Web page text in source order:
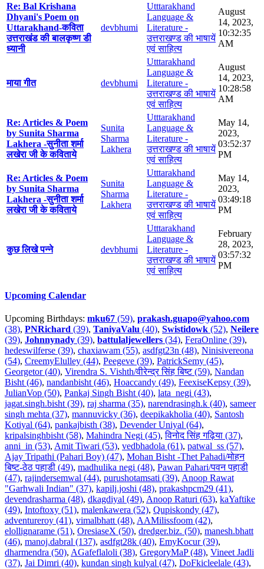
Re: Bal Krishana
Dhyani's Poem on
Uttarakhand-कविता
उत्तराखंड की बालकृष्ण डी
ध्यानी
devbhumi
Utttarakhand
Language &
Literature -
उत्तराखण्ड की भाषायें
एवं साहित्य
August
14, 2023,
10:32:35
AM
माया गीत devbhumi
Utttarakhand
Language &
Literature -
उत्तराखण्ड की भाषायें
एवं साहित्य
August
14, 2023,
10:28:58
AM
Re: Articles & Poem
by Sunita Sharma
Lakhera -सुनीता शर्मा
लखेरा जी के कविताये
Sunita
Sharma
Lakhera
Utttarakhand
Language &
Literature -
उत्तराखण्ड की भाषायें
एवं साहित्य
May 14,
2023,
03:52:37
PM
Re: Articles & Poem
by Sunita Sharma
Lakhera -सुनीता शर्मा
लखेरा जी के कविताये
Sunita
Sharma
Lakhera
Utttarakhand
Language &
Literature -
उत्तराखण्ड की भाषायें
एवं साहित्य
May 14,
2023,
03:49:18
PM
कुछ लिखे पन्ने devbhumi
Utttarakhand
Language &
Literature -
उत्तराखण्ड की भाषायें
एवं साहित्य
February
28, 2023,
03:57:32
PM
Upcoming Calendar
Upcoming Birthdays: mku67 (59), prakash.guapo@yahoo.com
(38), PNRichard (39), TaniyaValu (40), Swistidowk (52), Neilere
(39), Johnnynady (39), battulaljewellers (34), FeraOnline (39),
hedeswilferse (39), chaxiawam (55), asdfgt23n (48), Ninisivereona
(54), CreemyElulley (44), Peegeve (39), PatrickSemy (45),
Georgetor (40), Virendra S. Vishth/वीरेन्द्र सिंह बिष्ट (59), Nandan
Bisht (46), nandanbisht (46), Hoaccandy (49), FeexiseKepsy (39),
JulianVop (50), Pankaj Singh Bisht (40), lata_negi (43),
jagat.singh.bisht (39), raj sharma (35), narendrasingh.k (40), sameer
singh mehta (37), mannuvicky (36), deepikakholia (40), Santosh
Kotiyal (64), pankajbisth (38), Devender Uniyal (64),
kripalsinghbisht (58), Mahindra Negi (45),विनोद सिंह गढ़िया (37),
anni_in (53), Amit Tiwari (53), vedbhadola (61), patwal_ss (57),
Ajay Tripathi (Pahari Boy) (47), Mohan Bisht -Thet Pahadi/मोहन
बिष्ट-ठेठ पहाडी (49), madhulika negi (48), Pawan Pahari/पवन पहाडी
(47), rajindersemwal (44), purushotamsati (39), Anoop Rawat
"Garhwali Indian" (37), kapilj.joshi (48), prakashpcm29 (41),
devendrasharma (48), dkagdiyal (49), Anoop Raturi (63), kaYaftike
(49), Intoftoxy (51), malenkawera (52), Qupiskondy (47),
adventureroy (41), vimalbhatt (48), AAMilissfoom (42),
elollignarame (51), OresiaseX (50), dredger.biz. (50), manesh.bhatt
(46), manoj.dabral (137), asdfgt28k (40), EmyKocur (39),
dharmendra (50), AGafeflaloli (38), GregoryMaP (48), Vineet Jadli
(37), Jai Dimri (40), kundan singh kulyal (47), DoFkicleelale (43),